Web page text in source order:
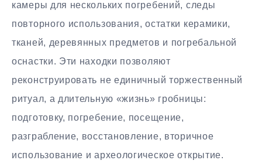
камеры для нескольких погребений, следы
повторного использования, остатки керамики,
тканей, деревянных предметов и погребальной
оснастки. Эти находки позволяют
реконструировать не единичный торжественный
ритуал, а длительную «жизнь» гробницы:
подготовку, погребение, посещение,
разграбление, восстановление, вторичное
использование и археологическое открытие.